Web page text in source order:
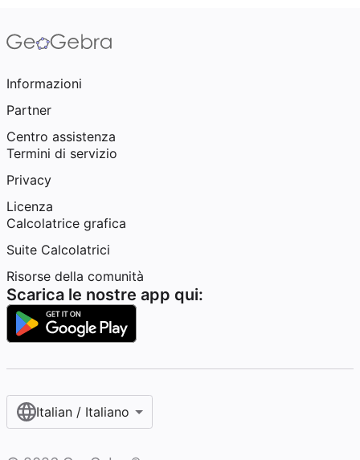
Informazioni
Partner
Centro assistenza
Termini di servizio
Privacy
Licenza
Calcolatrice grafica
Suite Calcolatrici
Risorse della comunità
Scarica le nostre app qui:
Italian / Italiano‎